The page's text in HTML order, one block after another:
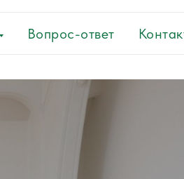
Вопрос-ответ